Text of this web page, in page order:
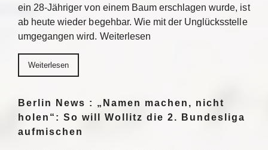
ein 28-Jähriger von einem Baum erschlagen wurde, ist
ab heute wieder begehbar. Wie mit der Unglücksstelle
umgegangen wird. Weiterlesen
Weiterlesen
Berlin News : „Namen machen, nicht
holen“: So will Wollitz die 2. Bundesliga
aufmischen